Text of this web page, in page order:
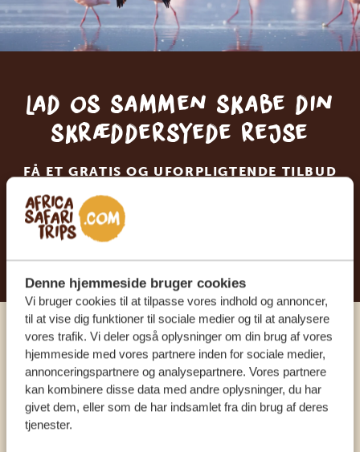
Denne hjemmeside bruger cookies
Vi bruger cookies til at tilpasse vores indhold og annoncer,
til at vise dig funktioner til sociale medier og til at analysere
vores trafik. Vi deler også oplysninger om din brug af vores
hjemmeside med vores partnere inden for sociale medier,
annonceringspartnere og analysepartnere. Vores partnere
kan kombinere disse data med andre oplysninger, du har
givet dem, eller som de har indsamlet fra din brug af deres
tjenester.
Lad os sammen skabe din
skræddersyede rejse
FÅ ET GRATIS OG UFORPLIGTENDE TILBUD
BEGYND AT PLANLÆGGE DIN
Ring til en ekspert
VORES SPECIALISTER ER HER FOR AT
HJÆLPE DIG